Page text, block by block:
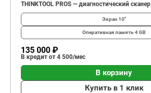
THINKTOOL PROS — диагностический сканер
Экран 10″
Оперативная память4 GB
135 000 ₽
В кредит от 4 500/мес
В корзину
Купить в 1 клик